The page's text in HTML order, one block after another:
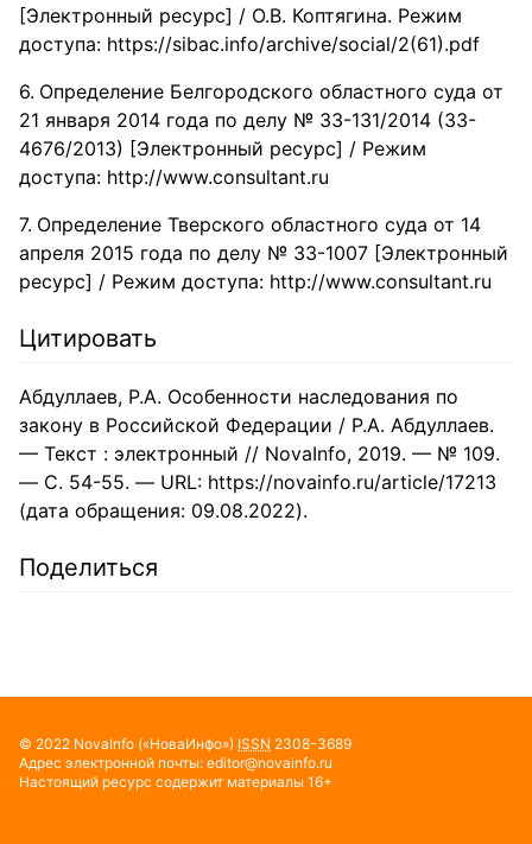
[Электронный ресурс] / О.В. Коптягина. Режим
доступа: https://sibac.info/archive/social/2(61).pdf
Определение Белгородского областного суда от
21 января 2014 года по делу № 33-131/2014 (33-
4676/2013) [Электронный ресурс] / Режим
доступа: http://www.consultant.ru
Определение Тверского областного суда от 14
апреля 2015 года по делу № 33-1007 [Электронный
ресурс] / Режим доступа: http://www.consultant.ru
Цитировать
Абдуллаев, Р.А. Особенности наследования по
закону в Российской Федерации / Р.А. Абдуллаев.
— Текст : электронный // NovaInfo, 2019. — № 109.
— С. 54-55. — URL: https://novainfo.ru/article/17213
(дата обращения: 09.08.2022).
Поделиться
© 2022 NovaInfo («НоваИнфо») ISSN 2308-3689
Адрес электронной почты: editor@novainfo.ru
Настоящий ресурс содержит материалы 16+